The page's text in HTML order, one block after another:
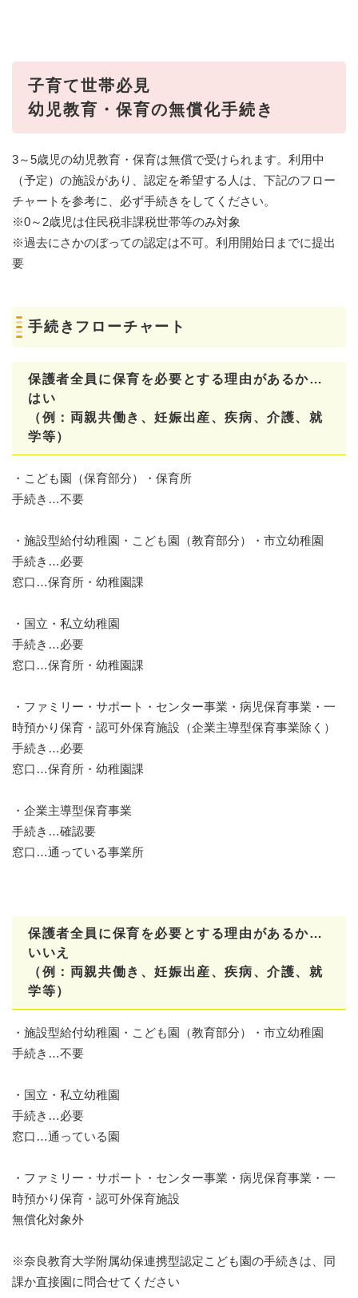
子育て世帯必見
幼児教育・保育の無償化手続き
3～5歳児の幼児教育・保育は無償で受けられます。利用中
（予定）の施設があり、認定を希望する人は、下記のフロー
チャートを参考に、必ず手続きをしてください。
※0～2歳児は住民税非課税世帯等のみ対象
※過去にさかのぼっての認定は不可。利用開始日までに提出
要
手続きフローチャート
保護者全員に保育を必要とする理由があるか…
はい
（例：両親共働き、妊娠出産、疾病、介護、就
学等）
・こども園（保育部分）・保育所
手続き…不要
・施設型給付幼稚園・こども園（教育部分）・市立幼稚園
手続き…必要
窓口…保育所・幼稚園課
・国立・私立幼稚園
手続き…必要
窓口…保育所・幼稚園課
・ファミリー・サポート・センター事業・病児保育事業・一
時預かり保育・認可外保育施設（企業主導型保育事業除く）
手続き…必要
窓口…保育所・幼稚園課
・企業主導型保育事業
手続き…確認要
窓口…通っている事業所
保護者全員に保育を必要とする理由があるか…
いいえ
（例：両親共働き、妊娠出産、疾病、介護、就
学等）
・施設型給付幼稚園・こども園（教育部分）・市立幼稚園
手続き…不要
・国立・私立幼稚園
手続き…必要
窓口…通っている園
・ファミリー・サポート・センター事業・病児保育事業・一
時預かり保育・認可外保育施設
無償化対象外
※奈良教育大学附属幼保連携型認定こども園の手続きは、同
課か直接園に問合せてください